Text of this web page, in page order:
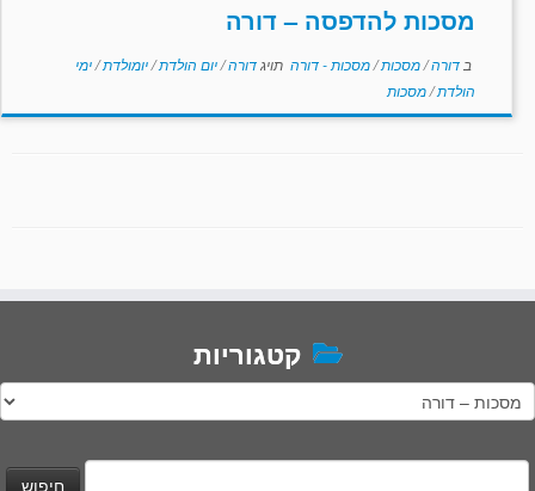
מסכות להדפסה – דורה
ב דורה/מסכות/מסכות - דורה תויגדורה/יום הולדת/יומולדת/ימי
הולדת/מסכות
קטגוריות
קטגוריות
חיפוש: